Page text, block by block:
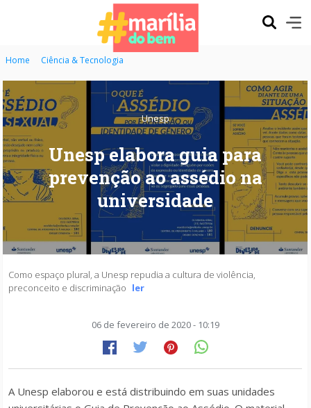
Home Ciência & Tecnologia
Unesp
Unesp elabora guia para
prevenção ao assédio na
universidade
Como espaço plural, a Unesp repudia a cultura de violência,
preconceito e discriminação ler
06 de fevereiro de 2020 - 10:19
A Unesp elaborou e está distribuindo em suas unidades